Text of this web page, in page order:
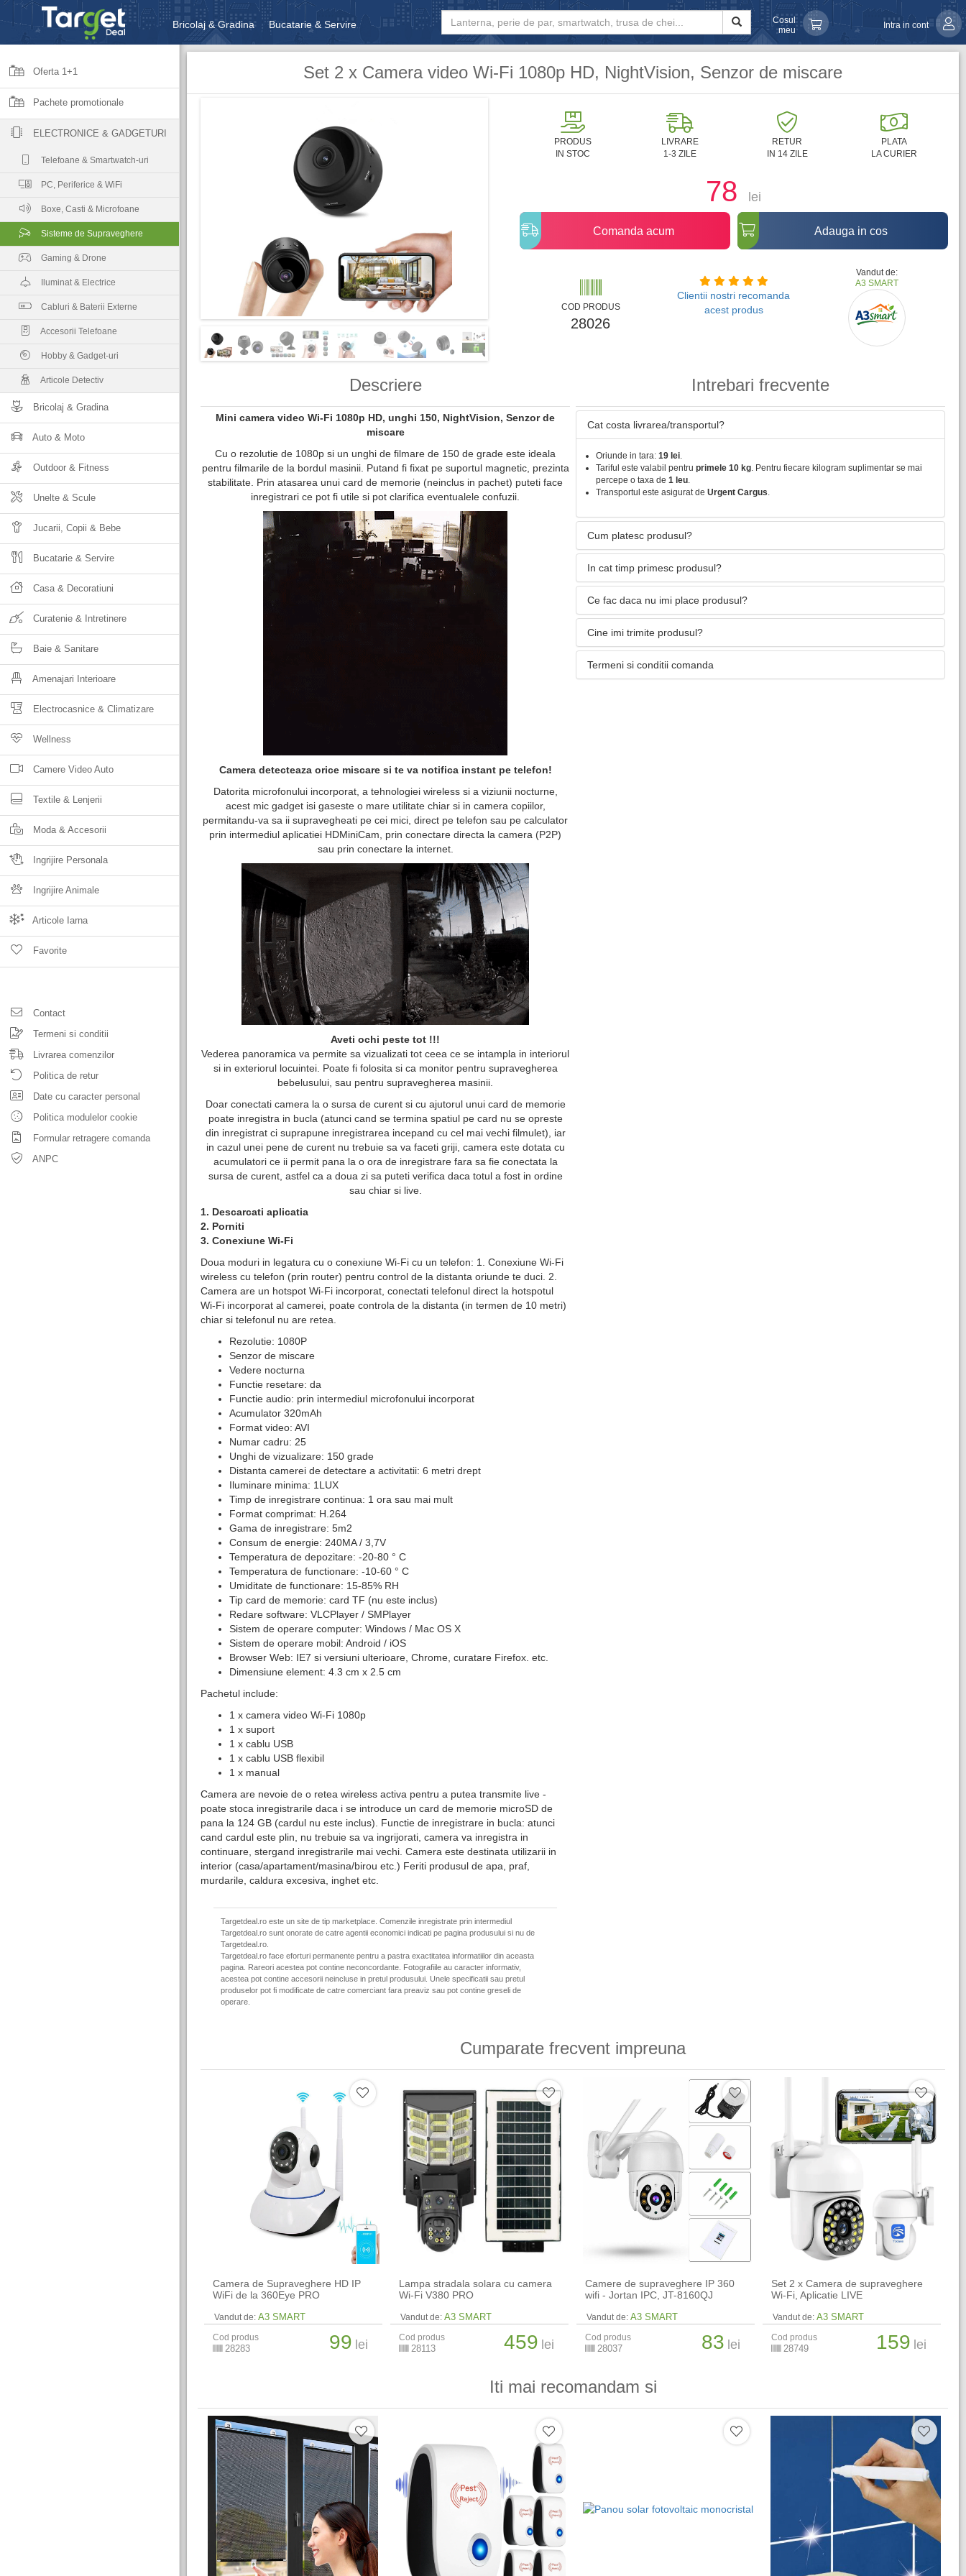
Bricolaj & Gradina Bucatarie & Servire
Unelte & Scule Jucarii, Copii & Bebe
Cosul
meu
Intra in cont
Oferta 1+1
Pachete promotionale
ELECTRONICE & GADGETURI
Telefoane & Smartwatch-uri
PC, Periferice & WiFi
Boxe, Casti & Microfoane
Sisteme de Supraveghere
Gaming & Drone
Iluminat & Electrice
Cabluri & Baterii Externe
Accesorii Telefoane
Hobby & Gadget-uri
Articole Detectiv
Bricolaj & Gradina
Auto & Moto
Outdoor & Fitness
Unelte & Scule
Jucarii, Copii & Bebe
Bucatarie & Servire
Casa & Decoratiuni
Curatenie & Intretinere
Baie & Sanitare
Amenajari Interioare
Electrocasnice & Climatizare
Wellness
Camere Video Auto
Textile & Lenjerii
Moda & Accesorii
Ingrijire Personala
Ingrijire Animale
Articole Iarna
Favorite
Contact
Termeni si conditii
Livrarea comenzilor
Politica de retur
Date cu caracter personal
Politica modulelor cookie
Formular retragere comanda
ANPC
Set 2 x Camera video Wi-Fi 1080p HD, NightVision, Senzor de miscare
PRODUS
IN STOC
LIVRARE
1-3 ZILE
RETUR
IN 14 ZILE
PLATA
LA CURIER
78 lei
Comanda acum Adauga in cos
COD PRODUS
28026
Clientii nostri recomanda
acest produs
Vandut de:
A3 SMART
Descriere
Mini camera video Wi-Fi 1080p HD, unghi 150, NightVision, Senzor de
miscare
Cu o rezolutie de 1080p si un unghi de filmare de 150 de grade este ideala
pentru filmarile de la bordul masinii. Putand fi fixat pe suportul magnetic, prezinta
stabilitate. Prin atasarea unui card de memorie (neinclus in pachet) puteti face
inregistrari ce pot fi utile si pot clarifica eventualele confuzii.
Camera detecteaza orice miscare si te va notifica instant pe telefon!
Datorita microfonului incorporat, a tehnologiei wireless si a viziunii nocturne,
acest mic gadget isi gaseste o mare utilitate chiar si in camera copiilor,
permitandu-va sa ii supravegheati pe cei mici, direct pe telefon sau pe calculator
prin intermediul aplicatiei HDMiniCam, prin conectare directa la camera (P2P)
sau prin conectare la internet.
Aveti ochi peste tot !!!
Vederea panoramica va permite sa vizualizati tot ceea ce se intampla in interiorul
si in exteriorul locuintei. Poate fi folosita si ca monitor pentru supravegherea
bebelusului, sau pentru supravegherea masinii.
Doar conectati camera la o sursa de curent si cu ajutorul unui card de memorie
poate inregistra in bucla (atunci cand se termina spatiul pe card nu se opreste
din inregistrat ci suprapune inregistrarea incepand cu cel mai vechi filmulet), iar
in cazul unei pene de curent nu trebuie sa va faceti griji, camera este dotata cu
acumulatori ce ii permit pana la o ora de inregistrare fara sa fie conectata la
sursa de curent, astfel ca a doua zi sa puteti verifica daca totul a fost in ordine
sau chiar si live.
1. Descarcati aplicatia
2. Porniti
3. Conexiune Wi-Fi
Doua moduri in legatura cu o conexiune Wi-Fi cu un telefon: 1. Conexiune Wi-Fi
wireless cu telefon (prin router) pentru control de la distanta oriunde te duci. 2.
Camera are un hotspot Wi-Fi incorporat, conectati telefonul direct la hotspotul
Wi-Fi incorporat al camerei, poate controla de la distanta (in termen de 10 metri)
chiar si telefonul nu are retea.
Rezolutie: 1080P
Senzor de miscare
Vedere nocturna
Functie resetare: da
Functie audio: prin intermediul microfonului incorporat
Acumulator 320mAh
Format video: AVI
Numar cadru: 25
Unghi de vizualizare: 150 grade
Distanta camerei de detectare a activitatii: 6 metri drept
Iluminare minima: 1LUX
Timp de inregistrare continua: 1 ora sau mai mult
Format comprimat: H.264
Gama de inregistrare: 5m2
Consum de energie: 240MA / 3,7V
Temperatura de depozitare: -20-80 ° C
Temperatura de functionare: -10-60 ° C
Umiditate de functionare: 15-85% RH
Tip card de memorie: card TF (nu este inclus)
Redare software: VLCPlayer / SMPlayer
Sistem de operare computer: Windows / Mac OS X
Sistem de operare mobil: Android / iOS
Browser Web: IE7 si versiuni ulterioare, Chrome, curatare Firefox. etc.
Dimensiune element: 4.3 cm x 2.5 cm
Pachetul include:
1 x camera video Wi-Fi 1080p
1 x suport
1 x cablu USB
1 x cablu USB flexibil
1 x manual
​Camera are nevoie de o retea wireless activa pentru a putea transmite live -
poate stoca inregistrarile daca i se introduce un card de memorie microSD de
pana la 124 GB (cardul nu este inclus). Functie de inregistrare in bucla: atunci
cand cardul este plin, nu trebuie sa va ingrijorati, camera va inregistra in
continuare, stergand inregistrarile mai vechi. Camera este destinata utilizarii in
interior (casa/apartament/masina/birou etc.) Feriti produsul de apa, praf,
murdarile, caldura excesiva, inghet etc.
Targetdeal.ro este un site de tip marketplace. Comenzile inregistrate prin intermediul
Targetdeal.ro sunt onorate de catre agentii economici indicati pe pagina produsului si nu de
Targetdeal.ro.
Targetdeal.ro face eforturi permanente pentru a pastra exactitatea informatiilor din aceasta
pagina. Rareori acestea pot contine neconcordante. Fotografiile au caracter informativ,
acestea pot contine accesorii neincluse in pretul produsului. Unele specificatii sau pretul
produselor pot fi modificate de catre comerciant fara preaviz sau pot contine greseli de
operare.
Intrebari frecvente
Cat costa livrarea/transportul?
Oriunde in tara: 19 lei.
Tariful este valabil pentru primele 10 kg. Pentru fiecare kilogram suplimentar se mai
percepe o taxa de 1 leu.
Transportul este asigurat de Urgent Cargus.
Cum platesc produsul?
In cat timp primesc produsul?
Ce fac daca nu imi place produsul?
Cine imi trimite produsul?
Termeni si conditii comanda
Cumparate frecvent impreuna
Camera de Supraveghere HD IP
WiFi de la 360Eye PRO
Vandut de: A3 SMART
Cod produs
28283 99 lei
Lampa stradala solara cu camera
Wi-Fi V380 PRO
Vandut de: A3 SMART
Cod produs
28113 459 lei
Camere de supraveghere IP 360
wifi - Jortan IPC, JT-8160QJ
Vandut de: A3 SMART
Cod produs
28037 83 lei
Set 2 x Camera de supraveghere
Wi-Fi, Aplicatie LIVE
Vandut de: A3 SMART
Cod produs
28749 159 lei
Iti mai recomandam si